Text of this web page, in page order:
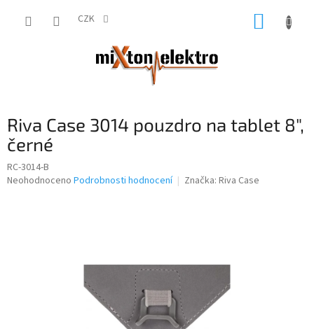
CZK
Riva Case 3014 pouzdro na tablet 8",
černé
RC-3014-B
Průměrné
Neohodnoceno Podrobnosti hodnocení Značka: Riva Case